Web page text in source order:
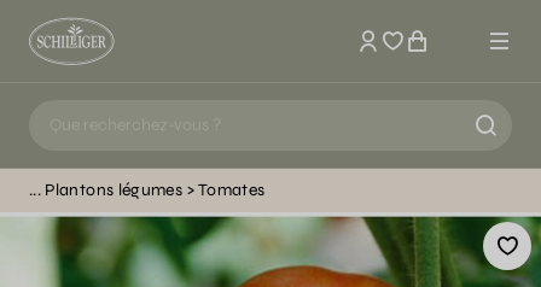
Mon compte
Plantons légumes Tomates